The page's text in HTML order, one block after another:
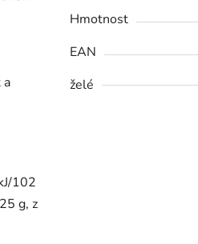
a
102
g, z
Hmotnost
EAN
želé